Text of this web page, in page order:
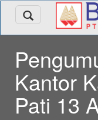
Kantor
Pati 13